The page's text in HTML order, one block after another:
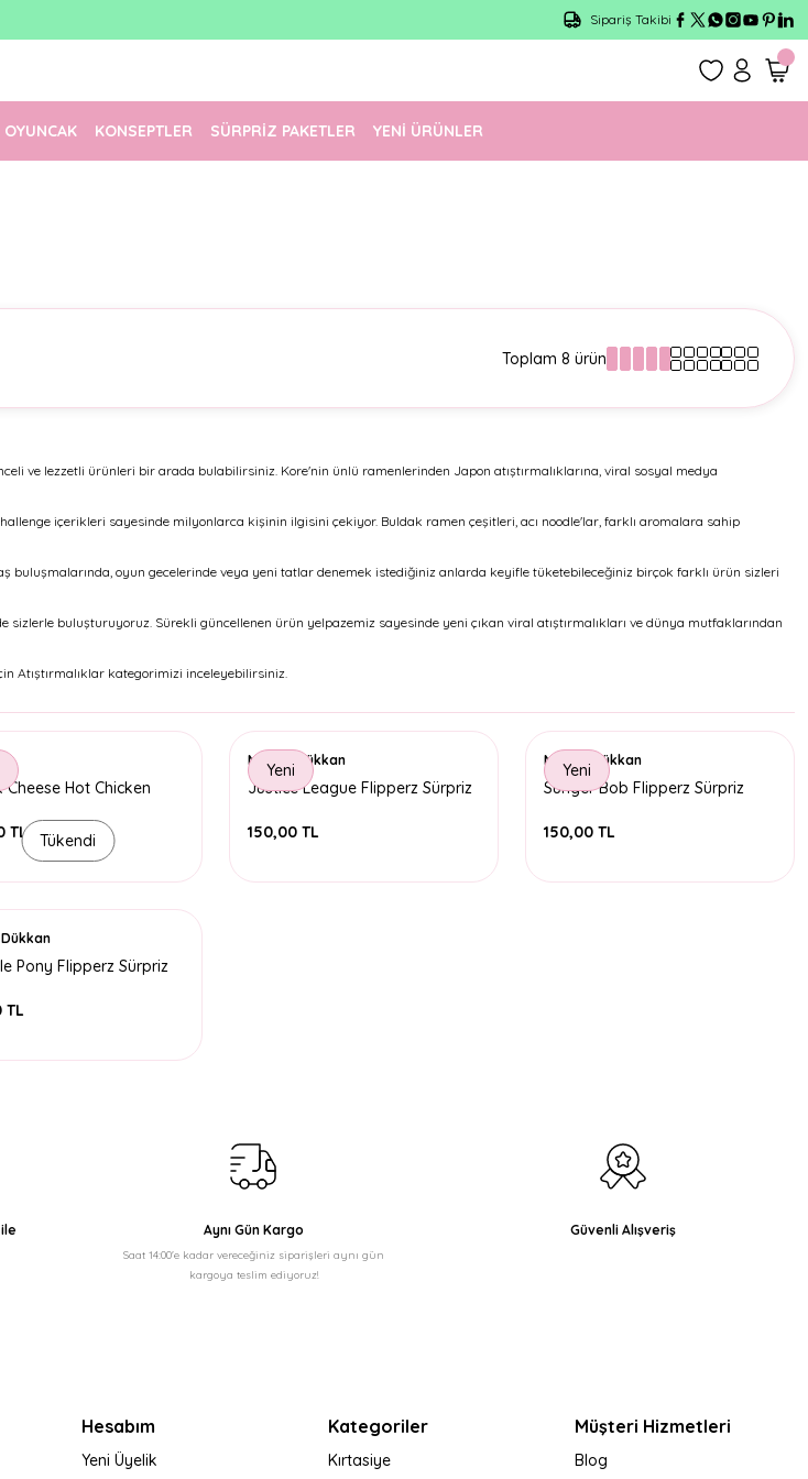
TL Üzeri Ücretsiz Kargo
Sipariş Takibi
OYUNCAK KONSEPTLER SÜRPRİZ PAKETLER YENİ ÜRÜNLER
Toplam 8 ürün
ve lezzetli ürünleri bir arada bulabilirsiniz. Kore'nin ünlü ramenlerinden Japon atıştırmalıklarına, viral sosyal medya
içerikleri sayesinde milyonlarca kişinin ilgisini çekiyor. Buldak ramen çeşitleri, acı noodle'lar, farklı aromalara sahip
buluşmalarında, oyun gecelerinde veya yeni tatlar denemek istediğiniz anlarda keyifle tüketebileceğiniz birçok farklı ürün sizleri
buluşturuyoruz. Sürekli güncellenen ürün yelpazemiz sayesinde yeni çıkan viral atıştırmalıkları ve dünya mutfaklarından
Atıştırmalıklar kategorimizi inceleyebilirsiniz.
Cheese Hot Chicken
TL
Yeni
Minnoş Dükkan
Justice League Flipperz Sürpriz
150,00 TL
Yeni
Minnoş Dükkan
Sünger Bob Flipperz Sürpriz
150,00 TL
Tükendi
Pony Flipperz Sürpriz
TL
Aynı Gün Kargo
Saat 14:00'e kadar vereceğiniz siparişleri aynı gün
kargoya teslim ediyoruz!
Güvenli Alışveriş
Hesabım
Yeni Üyelik
Kategoriler
Kırtasiye
Müşteri Hizmetleri
Blog